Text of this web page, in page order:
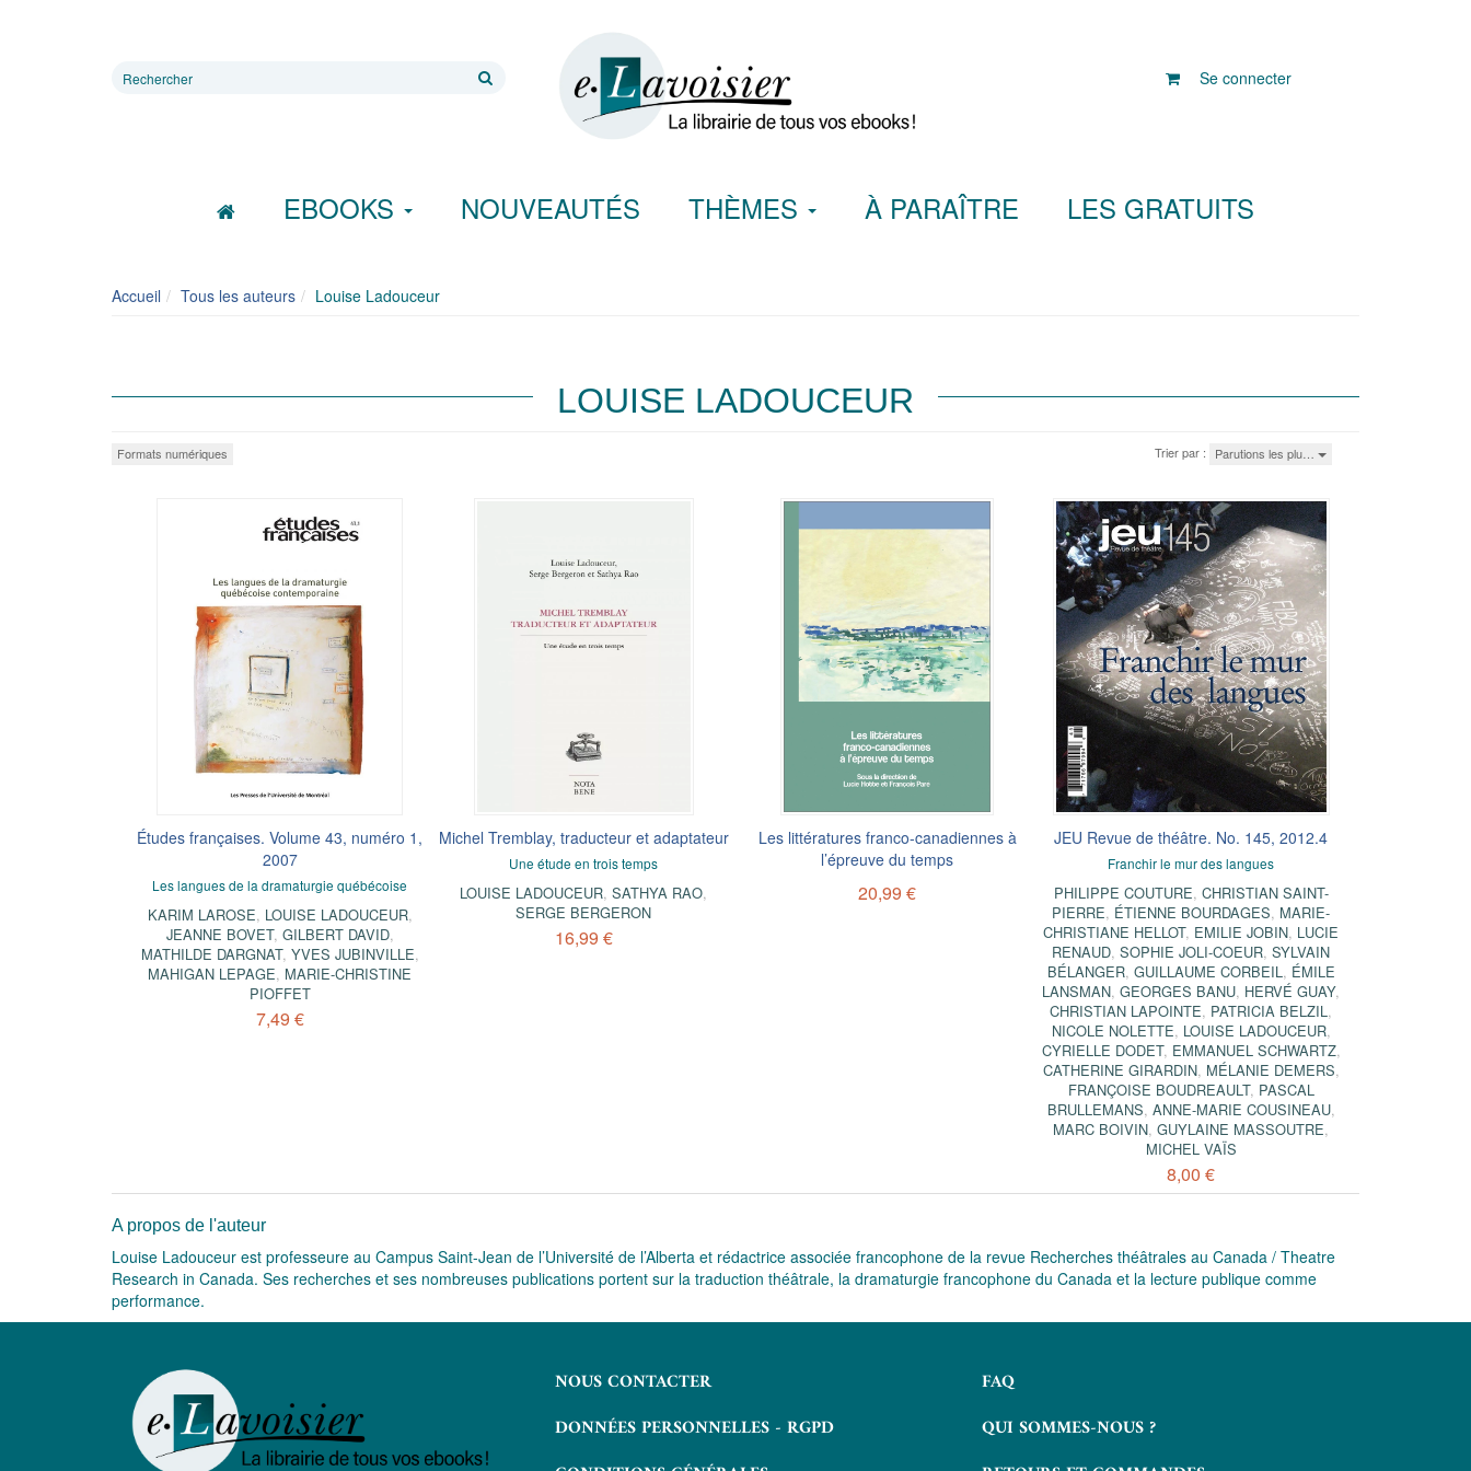
Rechercher
Se connecter
EBOOKS NOUVEAUTÉS THÈMES À PARAÎTRE LES GRATUITS
Accueil Tous les auteurs Louise Ladouceur
LOUISE LADOUCEUR
Formats numériques Trier par : Parutions les plu…
Études françaises. Volume 43, numéro 1,
2007
Les langues de la dramaturgie québécoise
KARIM LAROSE, LOUISE LADOUCEUR,
JEANNE BOVET, GILBERT DAVID,
MATHILDE DARGNAT, YVES JUBINVILLE,
MAHIGAN LEPAGE, MARIE-CHRISTINE
PIOFFET
7,49 €
Michel Tremblay, traducteur et adaptateur
Une étude en trois temps
LOUISE LADOUCEUR,SATHYA RAO,
SERGE BERGERON
16,99 €
Les littératures franco-canadiennes à
l’épreuve du temps
20,99 €
JEU Revue de théâtre. No. 145, 2012.4
Franchir le mur des langues
PHILIPPE COUTURE, CHRISTIAN SAINT-
PIERRE, ÉTIENNE BOURDAGES, MARIE-
CHRISTIANE HELLOT, EMILIE JOBIN, LUCIE
RENAUD,SOPHIE JOLI-COEUR,SYLVAIN
BÉLANGER, GUILLAUME CORBEIL , ÉMILE
LANSMAN,GEORGES BANU, HERVÉ GUAY,
CHRISTIAN LAPOINTE, PATRICIA BELZIL ,
NICOLE NOLETTE, LOUISE LADOUCEUR,
CYRIELLE DODET, EMMANUEL SCHWARTZ,
CATHERINE GIRARDIN, MÉLANIE DEMERS,
FRANÇOISE BOUDREAULT, PASCAL
BRULLEMANS, ANNE-MARIE COUSINEAU,
MARC BOIVIN,GUYLAINE MASSOUTRE,
MICHEL VAÏS
8,00 €
A propos de l'auteur
Louise Ladouceur est professeure au Campus Saint-Jean de l’Université de l’Alberta et rédactrice associée francophone de la revue Recherches théâtrales au Canada / Theatre
Research in Canada. Ses recherches et ses nombreuses publications portent sur la traduction théâtrale, la dramaturgie francophone du Canada et la lecture publique comme
performance.
NOUS CONTACTER
DONNÉES PERSONNELLES - RGPD
FAQ
QUI SOMMES-NOUS ?